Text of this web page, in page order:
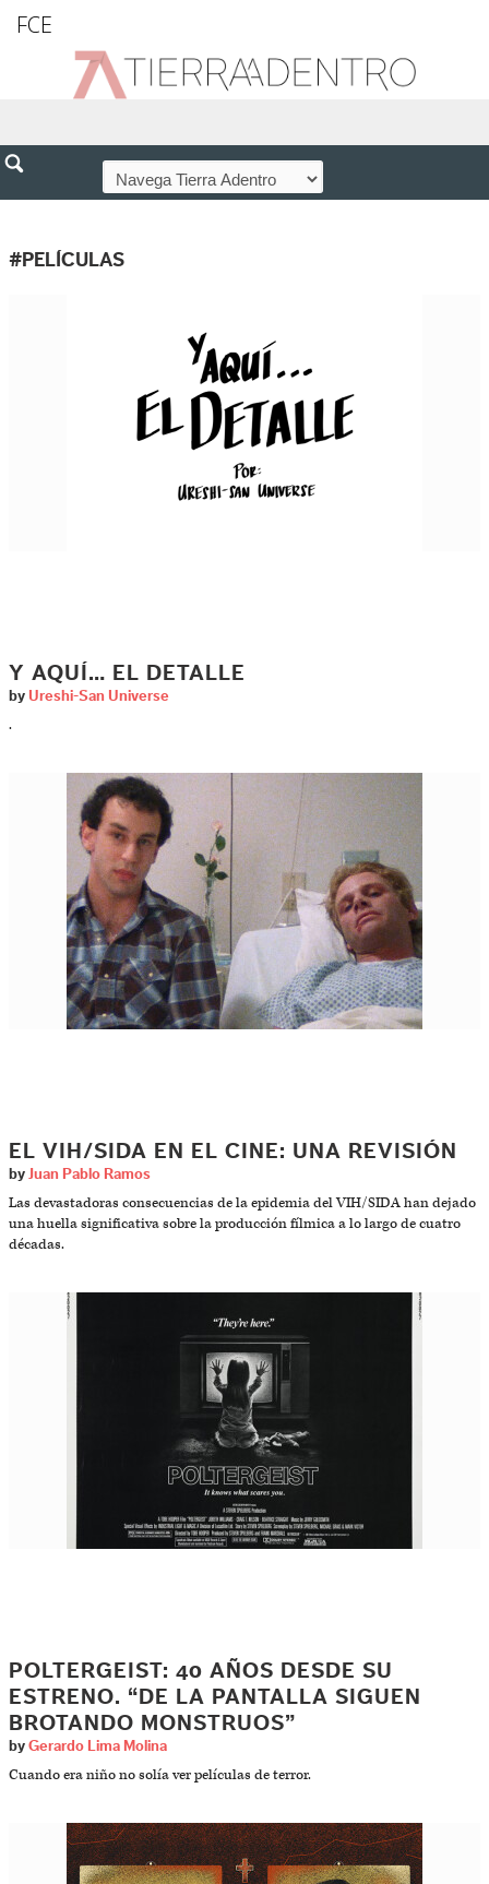
FCE
#PELÍCULAS
Y AQUÍ… EL DETALLE
by Ureshi-San Universe
.
EL VIH/SIDA EN EL CINE: UNA REVISIÓN
by Juan Pablo Ramos
Las devastadoras consecuencias de la epidemia del VIH/SIDA han dejado
una huella significativa sobre la producción fílmica a lo largo de cuatro
décadas.
POLTERGEIST: 40 AÑOS DESDE SU
ESTRENO. “DE LA PANTALLA SIGUEN
BROTANDO MONSTRUOS”
by Gerardo Lima Molina
Cuando era niño no solía ver películas de terror.